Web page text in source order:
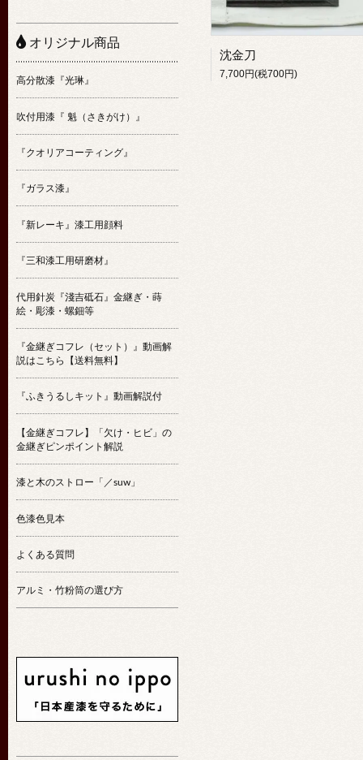
沈金刀
7,700円(税700円)
オリジナル商品
高分散漆『光琳』
吹付用漆『 魁（さきがけ）』
『クオリアコーティング』
『ガラス漆』
『新レーキ』漆工用顔料
『三和漆工用研磨材』
代用針炭『淺吉砥石』金継ぎ・蒔
絵・彫漆・螺鈿等
『金継ぎコフレ（セット）』動画解
説はこちら【送料無料】
『ふきうるしキット』動画解説付
【金継ぎコフレ】「欠け・ヒビ」の
金継ぎピンポイント解説
漆と木のストロー「／suw」
色漆色見本
よくある質問
アルミ・竹粉筒の選び方